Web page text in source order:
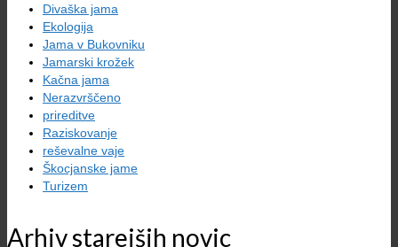
Divaška jama
Ekologija
Jama v Bukovniku
Jamarski krožek
Kačna jama
Nerazvrščeno
prireditve
Raziskovanje
reševalne vaje
Škocjanske jame
Turizem
Arhiv starejših novic